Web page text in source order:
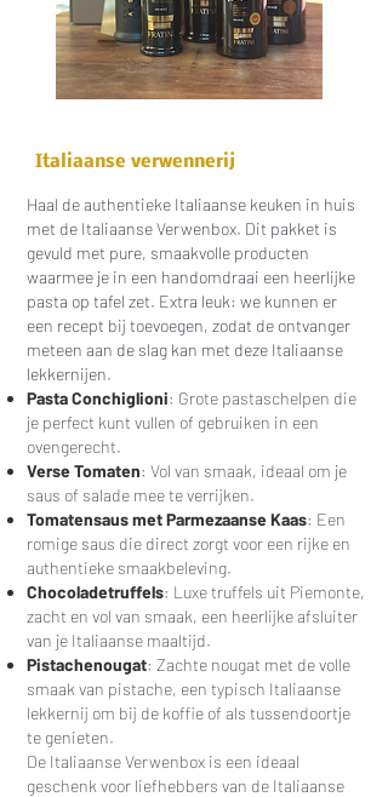
Italiaanse verwennerij
Haal de authentieke Italiaanse keuken in huis
met de Italiaanse Verwenbox. Dit pakket is
gevuld met pure, smaakvolle producten
waarmee je in een handomdraai een heerlijke
pasta op tafel zet. Extra leuk: we kunnen er
een recept bij toevoegen, zodat de ontvanger
meteen aan de slag kan met deze Italiaanse
lekkernijen.
Pasta Conchiglioni: Grote pastaschelpen die
je perfect kunt vullen of gebruiken in een
ovengerecht.
Verse Tomaten: Vol van smaak, ideaal om je
saus of salade mee te verrijken.
Tomatensaus met Parmezaanse Kaas: Een
romige saus die direct zorgt voor een rijke en
authentieke smaakbeleving.
Chocoladetruffels: Luxe truffels uit Piemonte,
zacht en vol van smaak, een heerlijke afsluiter
van je Italiaanse maaltijd.
Pistachenougat: Zachte nougat met de volle
smaak van pistache, een typisch Italiaanse
lekkernij om bij de koffie of als tussendoortje
te genieten.
De Italiaanse Verwenbox is een ideaal
geschenk voor liefhebbers van de Italiaanse